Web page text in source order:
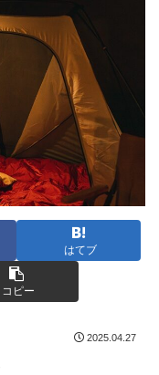
はてブ
コピー
2025.04.27